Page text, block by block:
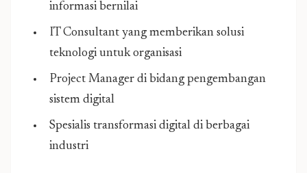
informasi bernilai
IT Consultant yang memberikan solusi
teknologi untuk organisasi
Project Manager di bidang pengembangan
sistem digital
Spesialis transformasi digital di berbagai
industri